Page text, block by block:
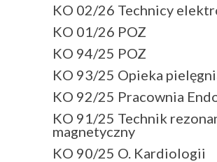
KO 02/26 Technicy
KO 01/26 POZ
KO 94/25 POZ
KO 93/25 Opieka
KO 92/25 Pracownia
KO 91/25 Technik
magnetyczny
KO 90/25 O. Kardiologii